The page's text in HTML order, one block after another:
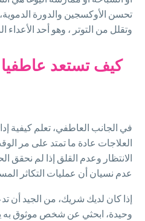
تحسن الأوكسجين والدورة
وتقلل من التوتر ، وهو أحد الأعداء
كيف تستعد عاطفيا
في الجانب العاطفي، تعلم كيفية
العلاجات عادة ما تمتد على مر
الانتظار وعدم القلق إذا لم نحقق
عدم نسيان أن عمليات التكاثر
إذا كان لديك شريك، من الجيد أن
وحيدة، ابحثي عن شخص موثوق به